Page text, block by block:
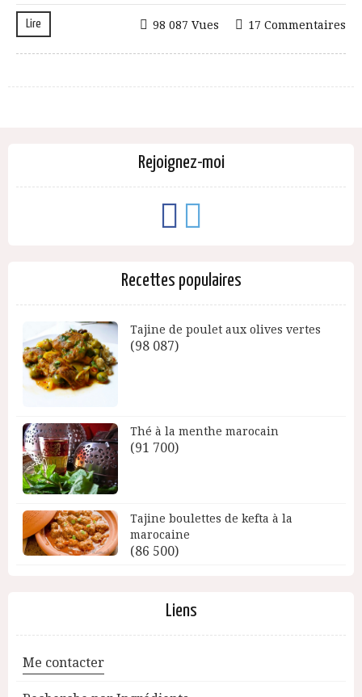
Lire 17 Commentaires
98 087 Vues
Rejoignez-moi
Recettes populaires
Tajine de poulet aux olives vertes
(98 087)
Thé à la menthe marocain
(91 700)
Tajine boulettes de kefta à la
marocaine
(86 500)
Liens
Me contacter